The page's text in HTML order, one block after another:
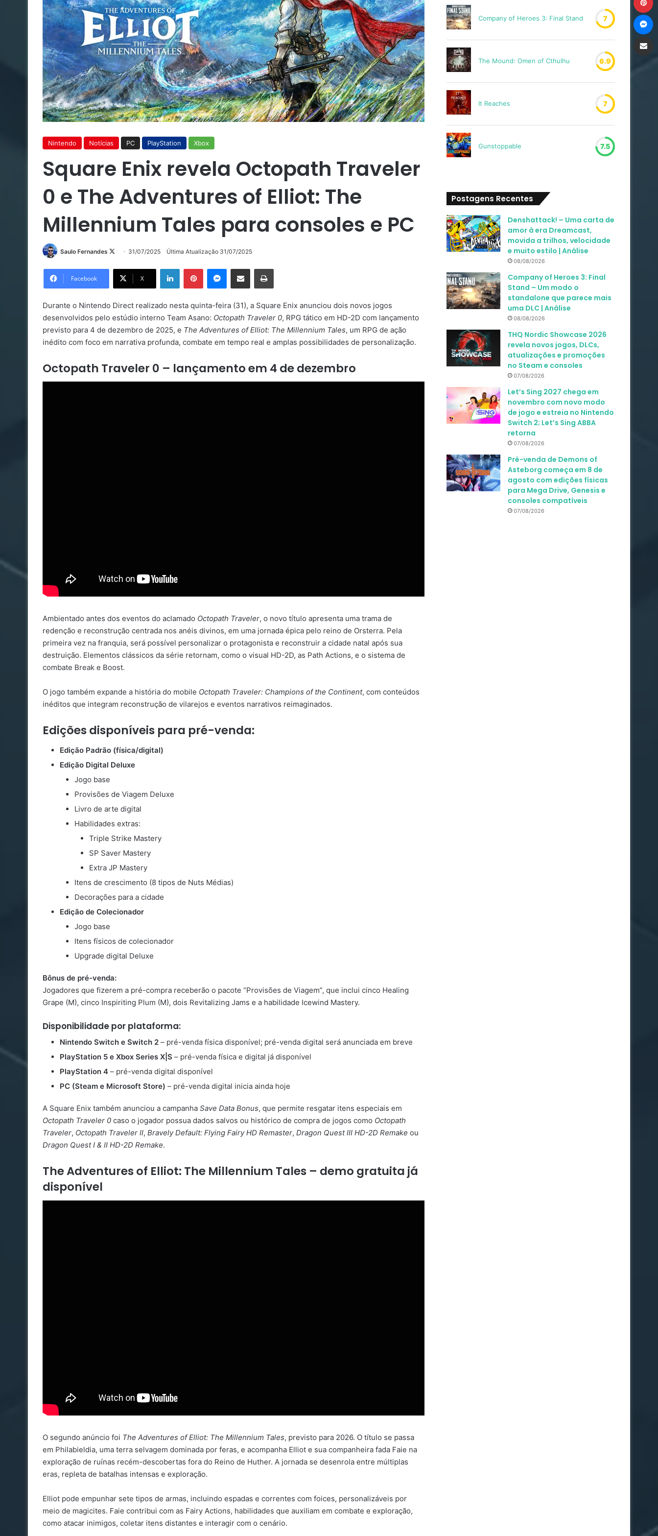
Nintendo Notícias PC PlayStation Xbox
Square Enix revela Octopath Traveler
0 e The Adventures of Elliot: The
Millennium Tales para consoles e PC
Saulo Fernandes
Follow31/07/2025 Última Atualização 31/07/2025
Facebook X
LinkedinPinterestMessenger
Compartilhar via e-mail Imprimir
Durante o Nintendo Direct realizado nesta quinta-feira (31), a Square Enix anunciou dois novos jogos
desenvolvidos pelo estúdio interno Team Asano: Octopath Traveler 0, RPG tático em HD-2D com lançamento
previsto para 4 de dezembro de 2025, e The Adventures of Elliot: The Millennium Tales, um RPG de ação
inédito com foco em narrativa profunda, combate em tempo real e amplas possibilidades de personalização.
Octopath Traveler 0 – lançamento em 4 de dezembro
Ambientado antes dos eventos do aclamado Octopath Traveler, o novo título apresenta uma trama de
redenção e reconstrução centrada nos anéis divinos, em uma jornada épica pelo reino de Orsterra. Pela
primeira vez na franquia, será possível personalizar o protagonista e reconstruir a cidade natal após sua
destruição. Elementos clássicos da série retornam, como o visual HD-2D, as Path Actions, e o sistema de
combate Break e Boost.
O jogo também expande a história do mobile Octopath Traveler: Champions of the Continent, com conteúdos
inéditos que integram reconstrução de vilarejos e eventos narrativos reimaginados.
Edições disponíveis para pré-venda:
Edição Padrão (física/digital)
Edição Digital Deluxe
Jogo base
Provisões de Viagem Deluxe
Livro de arte digital
Habilidades extras:
Triple Strike Mastery
SP Saver Mastery
Extra JP Mastery
Itens de crescimento (8 tipos de Nuts Médias)
Decorações para a cidade
Edição de Colecionador
Jogo base
Itens físicos de colecionador
Upgrade digital Deluxe
Bônus de pré-venda:
Jogadores que fizerem a pré-compra receberão o pacote “Provisões de Viagem”, que inclui cinco Healing
Grape (M), cinco Inspiriting Plum (M), dois Revitalizing Jams e a habilidade Icewind Mastery.
Disponibilidade por plataforma:
Nintendo Switch e Switch 2 – pré-venda física disponível; pré-venda digital será anunciada em breve
PlayStation 5 e Xbox Series X|S – pré-venda física e digital já disponível
PlayStation 4 – pré-venda digital disponível
PC (Steam e Microsoft Store) – pré-venda digital inicia ainda hoje
A Square Enix também anunciou a campanha Save Data Bonus, que permite resgatar itens especiais em
Octopath Traveler 0 caso o jogador possua dados salvos ou histórico de compra de jogos como Octopath
Traveler, Octopath Traveler II, Bravely Default: Flying Fairy HD Remaster, Dragon Quest III HD-2D Remake ou
Dragon Quest I & II HD-2D Remake.
The Adventures of Elliot: The Millennium Tales – demo gratuita já
disponível
O segundo anúncio foi The Adventures of Elliot: The Millennium Tales, previsto para 2026. O título se passa
em Philabieldia, uma terra selvagem dominada por feras, e acompanha Elliot e sua companheira fada Faie na
exploração de ruínas recém-descobertas fora do Reino de Huther. A jornada se desenrola entre múltiplas
eras, repleta de batalhas intensas e exploração.
Elliot pode empunhar sete tipos de armas, incluindo espadas e correntes com foices, personalizáveis por
meio de magicites. Faie contribui com as Fairy Actions, habilidades que auxiliam em combate e exploração,
como atacar inimigos, coletar itens distantes e interagir com o cenário.
Company of Heroes 3: Final Stand 7
The Mound: Omen of Cthulhu 6.9
It Reaches 7
Gunstoppable 7.5
Postagens Recentes
Denshattack! – Uma carta de
amor à era Dreamcast,
movida a trilhos, velocidade
e muito estilo | Análise
08/08/2026
Company of Heroes 3: Final
Stand – Um modo o
standalone que parece mais
uma DLC | Análise
08/08/2026
THQ Nordic Showcase 2026
revela novos jogos, DLCs,
atualizações e promoções
no Steam e consoles
07/08/2026
Let’s Sing 2027 chega em
novembro com novo modo
de jogo e estreia no Nintendo
Switch 2; Let’s Sing ABBA
retorna
07/08/2026
Pré-venda de Demons of
Asteborg começa em 8 de
agosto com edições físicas
para Mega Drive, Genesis e
consoles compatíveis
07/08/2026